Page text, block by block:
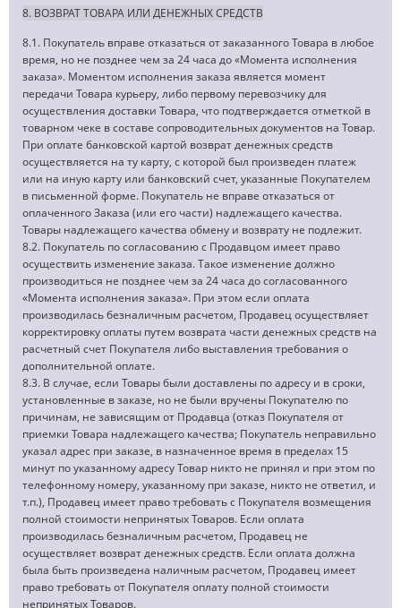
8. ВОЗВРАТ ТОВАРА ИЛИ ДЕНЕЖНЫХ СРЕДСТВ
8.1. Покупатель вправе отказаться от заказанного Товара в любое
время, но не позднее чем за 24 часа до «Момента исполнения
заказа». Моментом исполнения заказа является момент
передачи Товара курьеру, либо первому перевозчику для
осуществления доставки Товара, что подтверждается отметкой в
товарном чеке в составе сопроводительных документов на Товар.
При оплате банковской картой возврат денежных средств
осуществляется на ту карту, с которой был произведен платеж
или на иную карту или банковский счет, указанные Покупателем
в письменной форме. Покупатель не вправе отказаться от
оплаченного Заказа (или его части) надлежащего качества.
Товары надлежащего качества обмену и возврату не подлежит.
8.2. Покупатель по согласованию с Продавцом имеет право
осуществить изменение заказа. Такое изменение должно
производиться не позднее чем за 24 часа до согласованного
«Момента исполнения заказа». При этом если оплата
производилась безналичным расчетом, Продавец осуществляет
корректировку оплаты путем возврата части денежных средств на
расчетный счет Покупателя либо выставления требования о
дополнительной оплате.
8.3. В случае, если Товары были доставлены по адресу и в сроки,
установленные в заказе, но не были вручены Покупателю по
причинам, не зависящим от Продавца (отказ Покупателя от
приемки Товара надлежащего качества; Покупатель неправильно
указал адрес при заказе, в назначенное время в пределах 15
минут по указанному адресу Товар никто не принял и при этом по
телефонному номеру, указанному при заказе, никто не ответил, и
т.п.), Продавец имеет право требовать с Покупателя возмещения
полной стоимости непринятых Товаров. Если оплата
производилась безналичным расчетом, Продавец не
осуществляет возврат денежных средств. Если оплата должна
была быть произведена наличным расчетом, Продавец имеет
право требовать от Покупателя оплату полной стоимости
непринятых Товаров.